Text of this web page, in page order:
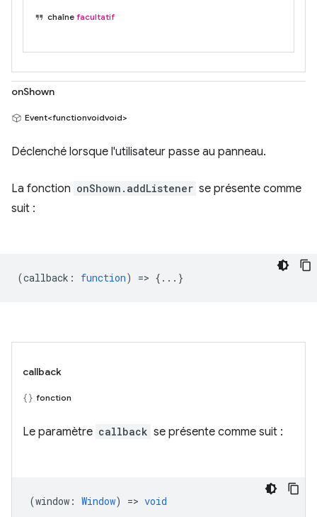
chaîne facultatif
onShown
Event<functionvoidvoid>
Déclenché lorsque l'utilisateur passe au panneau.
La fonction onShown.addListener se présente comme
suit :
(callback : function) => {...}
callback
fonction
Le paramètre callback se présente comme suit :
(window : Window) => void